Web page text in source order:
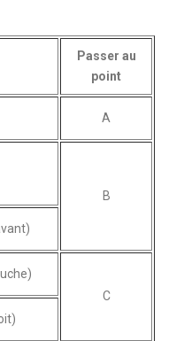
Passer au
point
A
B
C